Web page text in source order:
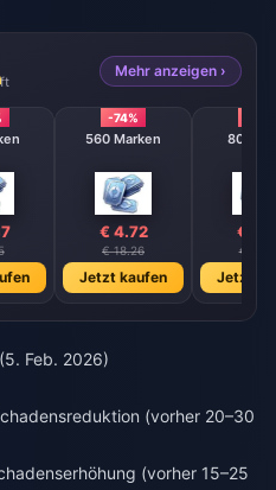
Mehr anzeigen ›
-74%
560 Marken
€ 4.72
€ 18.26
Jetzt kaufen
800
€
€
Jetzt
Feb. 2026)
(vorher 20–30
(vorher 15–25